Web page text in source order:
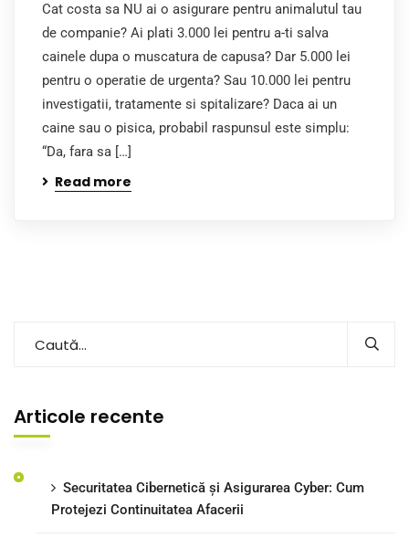
Cat costa sa NU ai o asigurare pentru animalutul tau
de companie? Ai plati 3.000 lei pentru a-ti salva
cainele dupa o muscatura de capusa? Dar 5.000 lei
pentru o operatie de urgenta? Sau 10.000 lei pentru
investigatii, tratamente si spitalizare? Daca ai un
caine sau o pisica, probabil raspunsul este simplu:
“Da, fara sa […]
Read more
Articole recente
Securitatea Cibernetică și Asigurarea Cyber: Cum
Protejezi Continuitatea Afacerii